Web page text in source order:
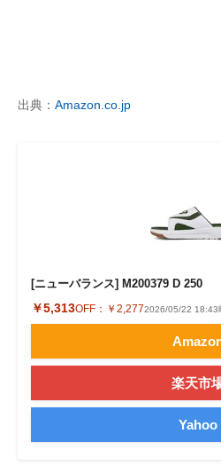
出典： Amazon.co.jp
[ニューバランス] M200379 D 250
￥5,313OFF： ￥2,2772026/05/22 18:43
楽天市
Yahoo